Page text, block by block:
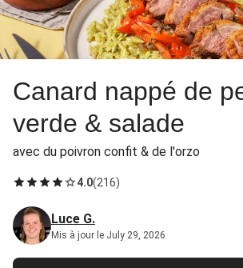
Canard nappé de
verde & salade
avec du poivron confit & de l'orzo
4.0(216)
Luce G.
Mis à jour le July 29, 2026